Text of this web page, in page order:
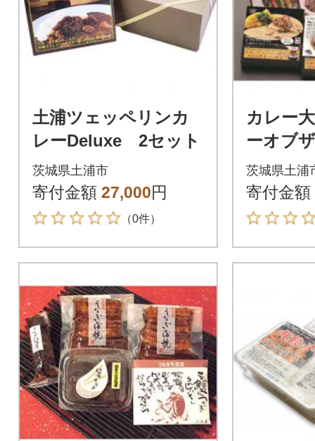
土浦ツェッペリンカ
レーDeluxe 2セット
茨城県土浦市
寄付金額 27,000円
（0件）
カレー
ーオブ
1」受賞
6種詰め
茨城県土浦
寄付金額